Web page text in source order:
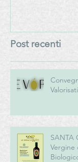
Post recenti
SANTA
Vergine